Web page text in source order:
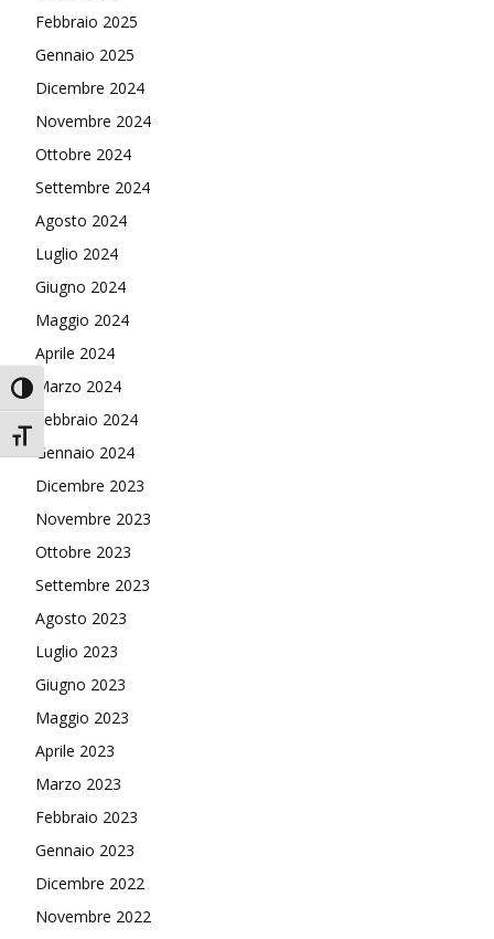
Attiva/disattiva alto contrasto
Attiva/disattiva dimensione testo
Febbraio 2025
Gennaio 2025
Dicembre 2024
Novembre 2024
Ottobre 2024
Settembre 2024
Agosto 2024
Luglio 2024
Giugno 2024
Maggio 2024
Aprile 2024
Marzo 2024
Febbraio 2024
Gennaio 2024
Dicembre 2023
Novembre 2023
Ottobre 2023
Settembre 2023
Agosto 2023
Luglio 2023
Giugno 2023
Maggio 2023
Aprile 2023
Marzo 2023
Febbraio 2023
Gennaio 2023
Dicembre 2022
Novembre 2022